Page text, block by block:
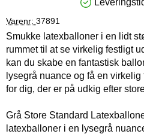
Varenr: 37891
Smukke latexballoner i en lidt
rummet til at se virkelig festligt
kan du skabe en fantastisk
lysegrå nuance og få en
for dig, der er på udkig efter
Grå Store Standard
latexballoner i en lysegrå